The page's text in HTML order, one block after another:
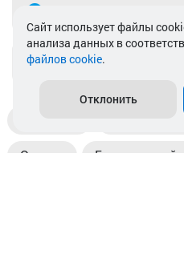
info@akkamulik.by
Пункты
Оплата Безналичный
Cайт использует файлы
анализа данных в
файлов cookie.
Отклонить